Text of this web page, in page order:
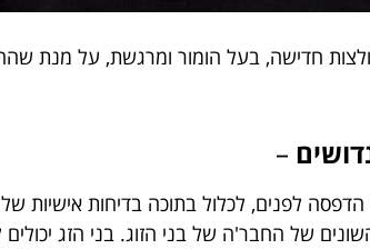
חדישה, בעל הומור ומרגשת, על מנת
–
לפנים, לכלול בתוכה בדיחות אישיות
של החבר'ה של בני הזוג. בני הזג